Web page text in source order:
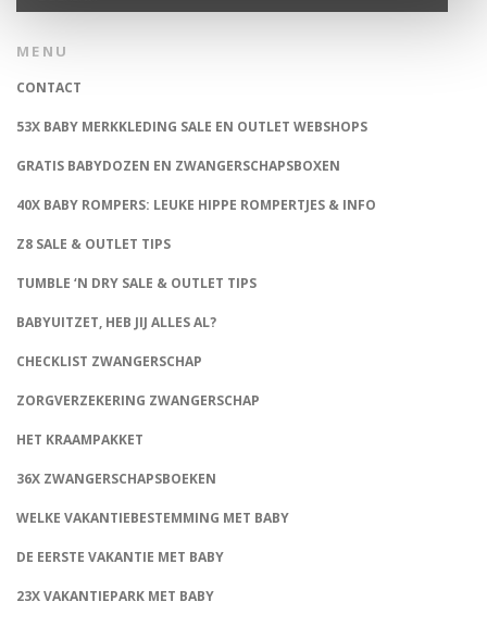
MENU
CONTACT
53X BABY MERKKLEDING SALE EN OUTLET WEBSHOPS
GRATIS BABYDOZEN EN ZWANGERSCHAPSBOXEN
40X BABY ROMPERS: LEUKE HIPPE ROMPERTJES & INFO
Z8 SALE & OUTLET TIPS
TUMBLE ‘N DRY SALE & OUTLET TIPS
BABYUITZET, HEB JIJ ALLES AL?
CHECKLIST ZWANGERSCHAP
ZORGVERZEKERING ZWANGERSCHAP
HET KRAAMPAKKET
36X ZWANGERSCHAPSBOEKEN
WELKE VAKANTIEBESTEMMING MET BABY
DE EERSTE VAKANTIE MET BABY
23X VAKANTIEPARK MET BABY